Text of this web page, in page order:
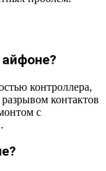
контроллера,
контактов
с